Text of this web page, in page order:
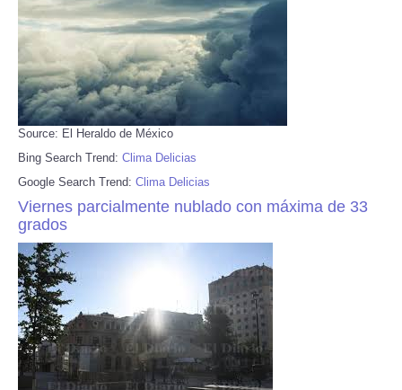
Source: El Heraldo de México
Bing Search Trend: Clima Delicias
Google Search Trend: Clima Delicias
Viernes parcialmente nublado con máxima de 33
grados